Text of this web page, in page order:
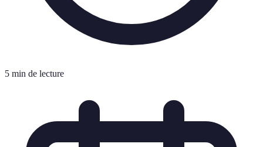
5 min de lecture